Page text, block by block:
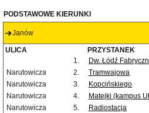
PODSTAWOWE KIERUNKI
Janów
ULICA PRZYSTANEK
1.
Dw. Łódź
Narutowicza
2. Tramwajowa
Narutowicza
3. Kopcińskiego
Narutowicza
4. Matejki (kampus
Narutowicza
5. Radiostacja